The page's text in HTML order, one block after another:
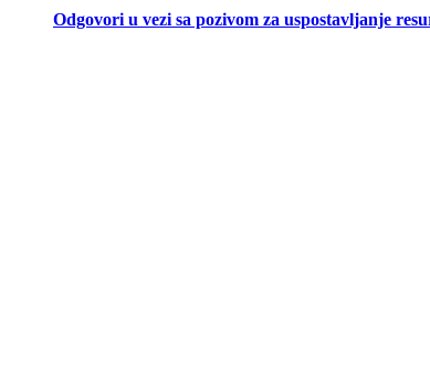
Odgovori u vezi sa pozivom za uspostavljanje